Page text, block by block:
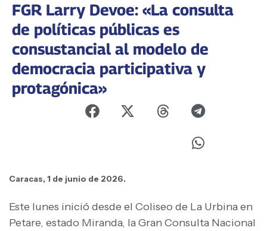
FGR Larry Devoe: «La consulta
de políticas públicas es
consustancial al modelo de
democracia participativa y
protagónica»
Caracas, 1 de junio de 2026.
Este lunes inició desde el Coliseo de La Urbina en
Petare, estado Miranda, la Gran Consulta Nacional